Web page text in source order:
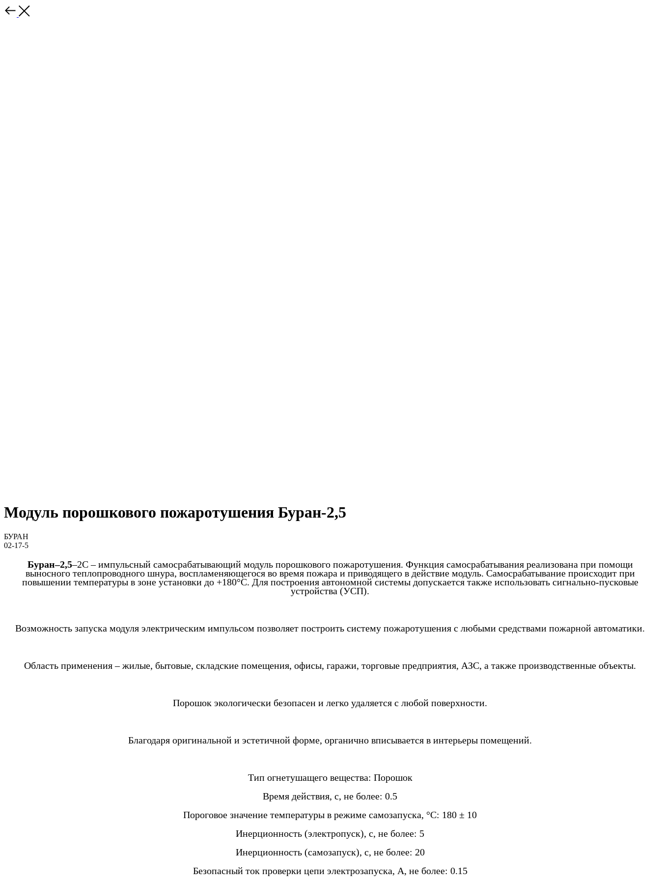
Модуль порошкового пожаротушения Буран-2,5
БУРАН
02-17-5
Буран–2,5–2С – импульсный самосрабатывающий модуль порошкового пожаротушения. Функция самосрабатывания реализована при помощи
выносного теплопроводного шнура, воспламеняющегося во время пожара и приводящего в действие модуль. Самосрабатывание происходит при
повышении температуры в зоне установки до +180°С. Для построения автономной системы допускается также использовать сигнально-пусковые
устройства (УСП).
Возможность запуска модуля электрическим импульсом позволяет построить систему пожаротушения с любыми средствами пожарной автоматики.
Область применения – жилые, бытовые, складские помещения, офисы, гаражи, торговые предприятия, АЗС, а также производственные объекты.
Порошок экологически безопасен и легко удаляется с любой поверхности.
Благодаря оригинальной и эстетичной форме, органично вписывается в интерьеры помещений.
Тип огнетушащего вещества: Порошок
Время действия, с, не более: 0.5
Пороговое значение температуры в режиме самозапуска, °C: 180 ± 10
Инерционность (электропуск), с, не более: 5
Инерционность (самозапуск), с, не более: 20
Безопасный ток проверки цепи электрозапуска, А, не более: 0.15